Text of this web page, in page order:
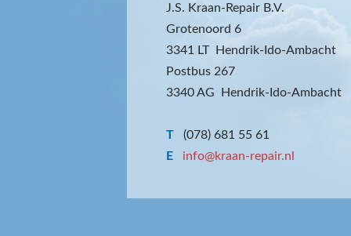
J.S. Kraan-Repair B.V.
Grotenoord 6
3341 LT Hendrik-Ido-Ambacht
Postbus 267
3340 AG Hendrik-Ido-Ambacht
T
(078) 681 55 61
E
info@kraan-repair.nl